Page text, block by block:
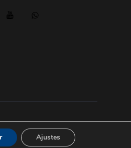
legal|posicionesrealbetis
Ajustes